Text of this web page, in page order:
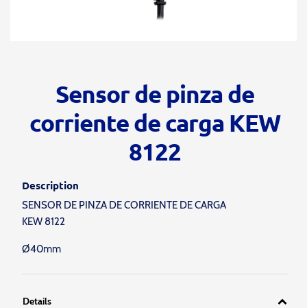
Sensor de pinza de
corriente de carga KEW
8122
Description
SENSOR DE PINZA DE CORRIENTE DE CARGA
KEW 8122
Ø40mm
Details